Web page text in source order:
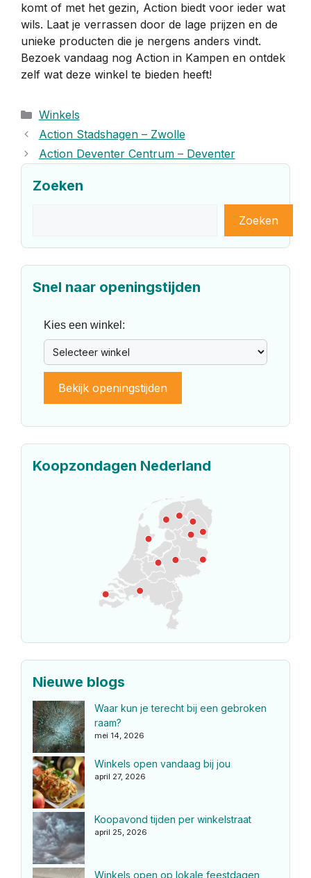
komt of met het gezin, Action biedt voor ieder wat
wils. Laat je verrassen door de lage prijzen en de
unieke producten die je nergens anders vindt.
Bezoek vandaag nog Action in Kampen en ontdek
zelf wat deze winkel te bieden heeft!
Categorieën
Winkels
Action Stadshagen – Zwolle
Action Deventer Centrum – Deventer
Zoeken
Zoeken
Snel naar openingstijden
Kies een winkel:
Bekijk openingstijden
Koopzondagen Nederland
Nieuwe blogs
Waar kun je terecht bij een gebroken
raam?
mei 14, 2026
Winkels open vandaag bij jou
april 27, 2026
Koopavond tijden per winkelstraat
april 25, 2026
Winkels open op lokale feestdagen